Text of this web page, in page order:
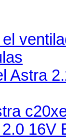
Astra
16V